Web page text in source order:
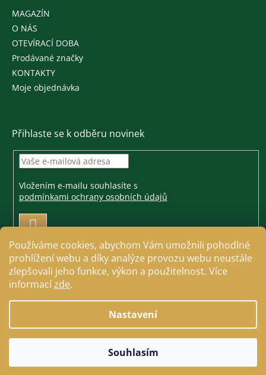
Používáme cookies, abychom Vám umožnili pohodlné
prohlížení webu a díky analýze provozu webu neustále
zlepšovali jeho funkce, výkon a použitelnost. Více
informacízde.
Nastavení
Souhlasím
MAGAZÍN
O NÁS
OTEVÍRACÍ DOBA
Prodávané značky
KONTAKTY
Moje objednávka
Přihlaste se k odběru novinek
Vložením e-mailu souhlasíte s
podmínkami ochrany osobních údajů
PŘIHLÁSIT
Copyright 2026Jezdecké a farmářské potřeby Cavallo.
Všechna práva vyhrazena.